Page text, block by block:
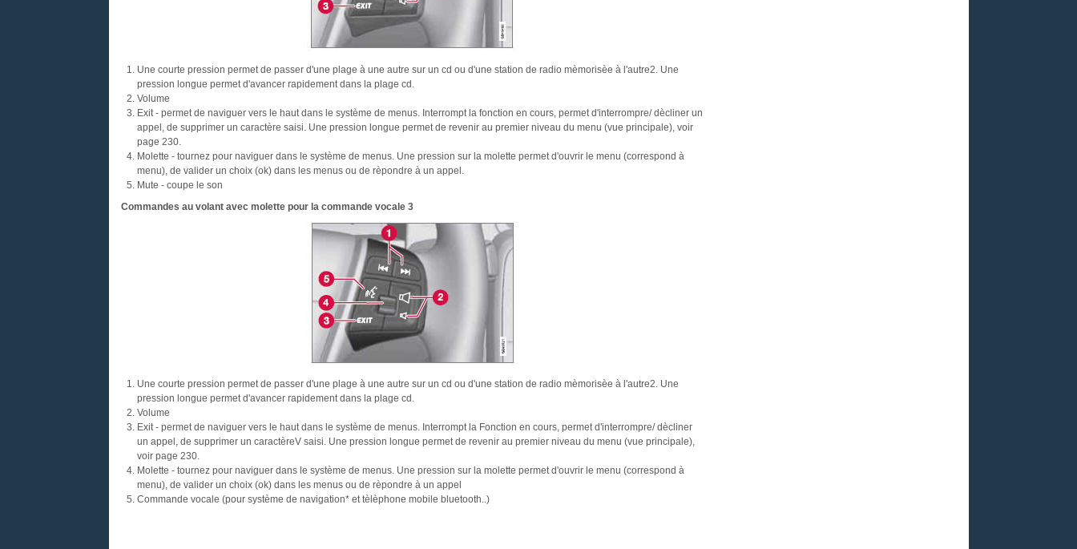
Une courte pression permet de passer d'une plage à une autre sur un cd ou d'une station de radio mèmorisèe à l'autre2. Une
pression longue permet d'avancer rapidement dans la plage cd.
Volume
Exit - permet de naviguer vers le haut dans le système de menus. Interrompt la fonction en cours, permet d'interrompre/ dècliner un
appel, de supprimer un caractère saisi. Une pression longue permet de revenir au premier niveau du menu (vue principale), voir
page 230.
Molette - tournez pour naviguer dans le système de menus. Une pression sur la molette permet d'ouvrir le menu (correspond à
menu), de valider un choix (ok) dans les menus ou de rèpondre à un appel.
Mute - coupe le son
Commandes au volant avec molette pour la commande vocale 3
Une courte pression permet de passer d'une plage à une autre sur un cd ou d'une station de radio mèmorisèe à l'autre2. Une
pression longue permet d'avancer rapidement dans la plage cd.
Volume
Exit - permet de naviguer vers le haut dans le système de menus. Interrompt la Fonction en cours, permet d'interrompre/ dècliner
un appel, de supprimer un caractèreV saisi. Une pression longue permet de revenir au premier niveau du menu (vue principale),
voir page 230.
Molette - tournez pour naviguer dans le système de menus. Une pression sur la molette permet d'ouvrir le menu (correspond à
menu), de valider un choix (ok) dans les menus ou de rèpondre à un appel
Commande vocale (pour système de navigation* et tèlèphone mobile bluetooth..)